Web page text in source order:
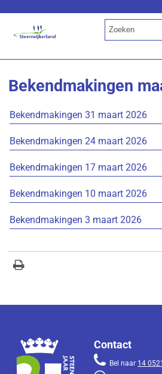
Bekendmakingen
Bekendmakingen 31 maart 2026
Bekendmakingen 24 maart 2026
Bekendmakingen 17 maart 2026
Bekendmakingen 10 maart 2026
Bekendmakingen 3 maart 2026
Contact
Bel naar 14 0521